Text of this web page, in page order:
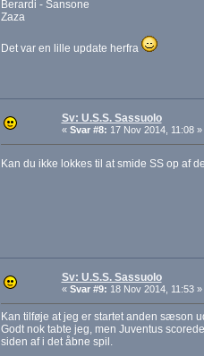
Berardi - Sansone
Zaza
Det var en lille update herfra
Sv: U.S.S. Sassuolo
« Svar #8: 17 Nov 2014, 11:08 »
Kan du ikke lokkes til at smide SS op af
Sv: U.S.S. Sassuolo
« Svar #9: 18 Nov 2014, 11:53 »
Kan tilføje at jeg er startet anden sæson
Godt nok tabte jeg, men Juventus
siden af i det åbne spil.